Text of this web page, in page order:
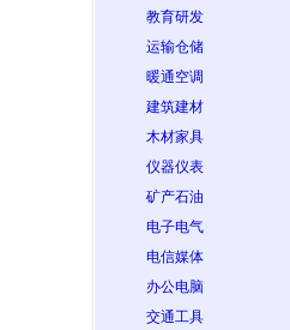
教育研发
运输仓储
暖通空调
建筑建材
木材家具
仪器仪表
矿产石油
电子电气
电信媒体
办公电脑
交通工具